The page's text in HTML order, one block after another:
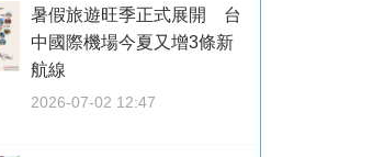
暑假旅遊旺季正式展開 台
中國際機場今夏又增3條新
航線
2026-07-02 12:47